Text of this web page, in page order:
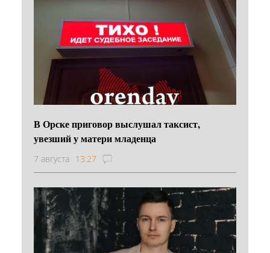
В Орске приговор выслушал таксист,
увезший у матери младенца
7 августа 13:27